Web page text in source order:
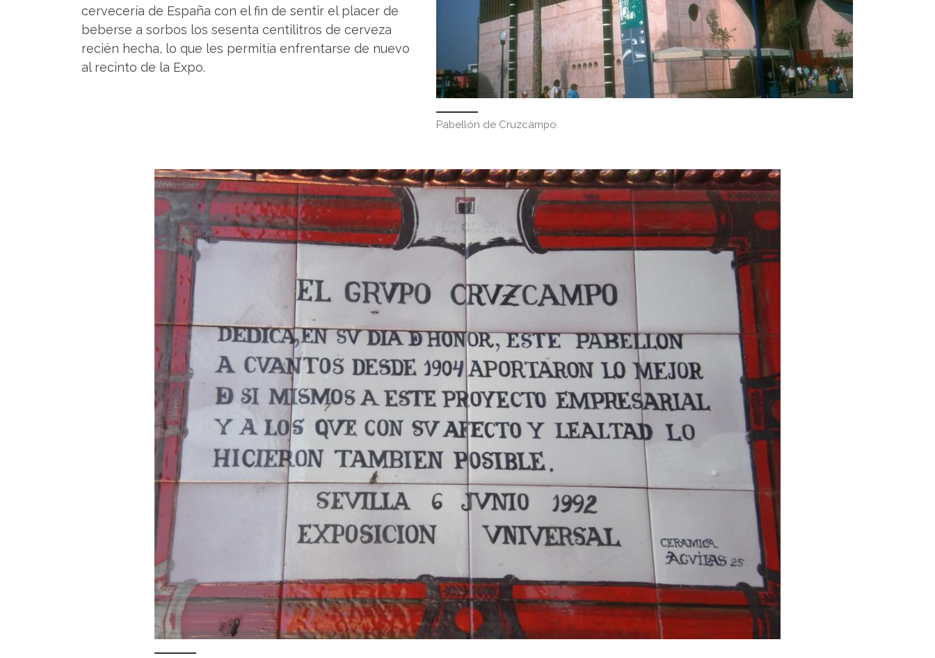
Pabellón de Cruzcampo.
cervecería de España con el fin de sentir el placer de
beberse a sorbos los sesenta centilitros de cerveza
recién hecha, lo que les permitía enfrentarse de nuevo
al recinto de la Expo.